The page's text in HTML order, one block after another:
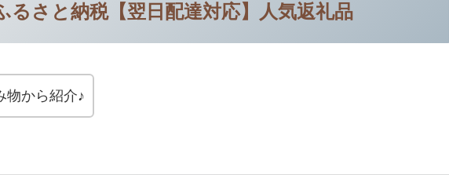
るさと納税【翌日配達対応】人気返礼品
物から紹介♪